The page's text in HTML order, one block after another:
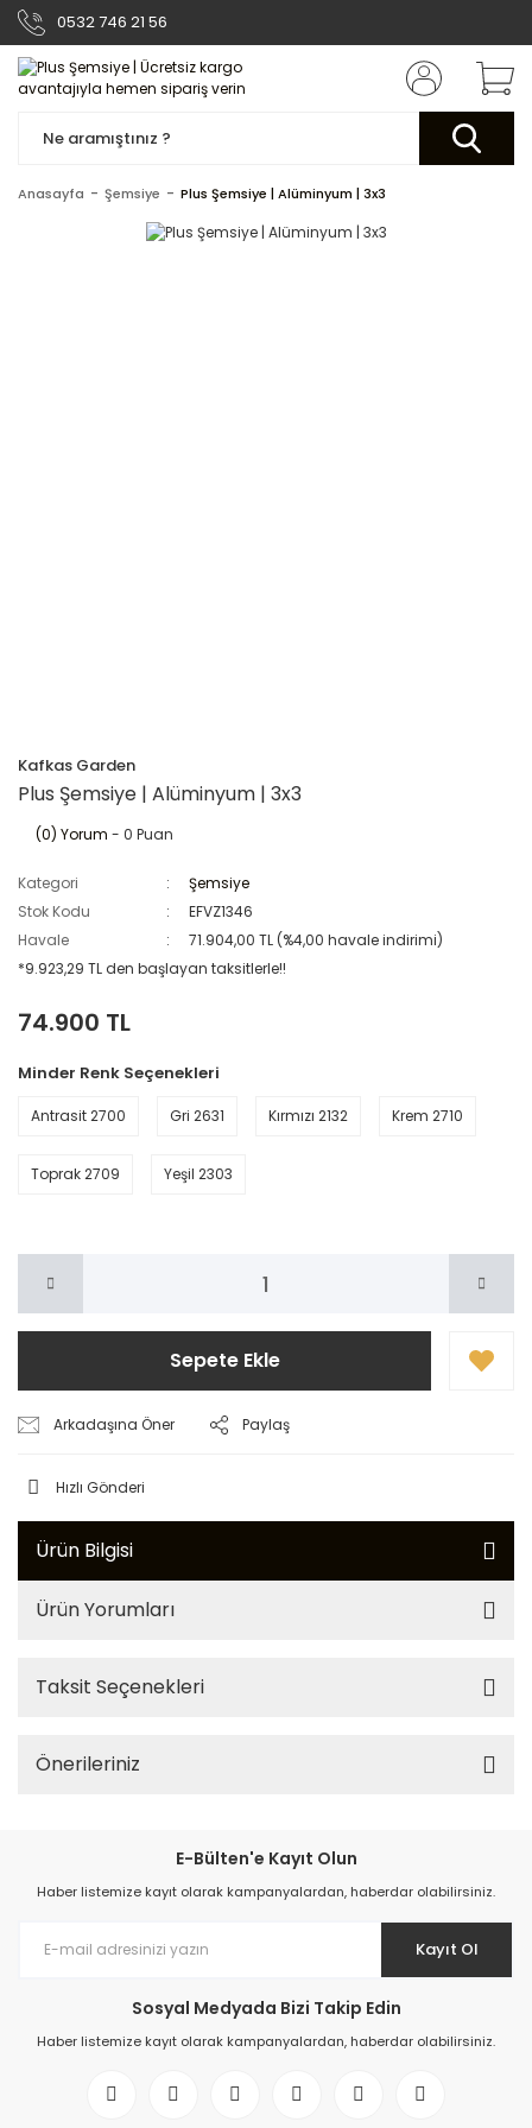
0532 746 21 56
Anasayfa Şemsiye Plus Şemsiye | Alüminyum | 3x3
Kafkas Garden
Plus Şemsiye | Alüminyum | 3x3
(0) Yorum - 0 Puan
Kategori
Şemsiye
Stok Kodu
EFVZ1346
Havale
71.904,00 TL (%4,00 havale indirimi)
*9.923,29 TL den başlayan taksitlerle!!
74.900 TL
Minder Renk Seçenekleri
Antrasit 2700 Gri 2631 Kırmızı 2132 Krem 2710
Toprak 2709 Yeşil 2303
Sepete Ekle
Arkadaşına Öner Paylaş
Hızlı Gönderi
Ürün Bilgisi
Ürün Yorumları
Taksit Seçenekleri
Önerileriniz
E-Bülten'e Kayıt Olun
Haber listemize kayıt olarak kampanyalardan, haberdar olabilirsiniz.
Kayıt Ol
Sosyal Medyada Bizi Takip Edin
Haber listemize kayıt olarak kampanyalardan, haberdar olabilirsiniz.